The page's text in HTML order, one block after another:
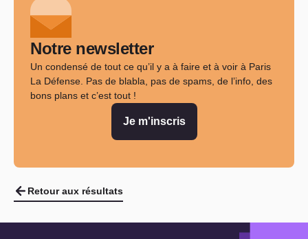
Notre newsletter
Un condensé de tout ce qu’il y a à faire et à voir à Paris
La Défense. Pas de blabla, pas de spams, de l’info, des
bons plans et c’est tout !
Je m'inscris
Retour aux résultats